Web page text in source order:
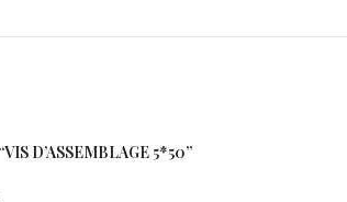
D’ASSEMBLAGE 5*50”